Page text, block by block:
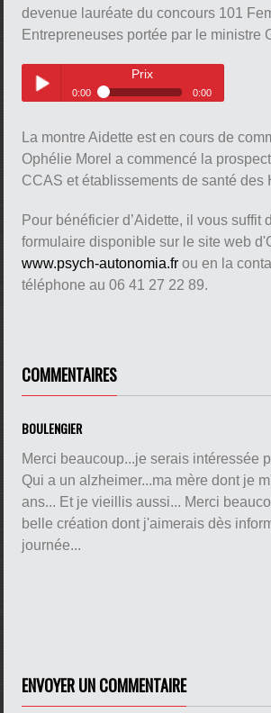
devenue lauréate du concours 101
Entrepreneuses portée par le ministre
Play /
pause
Prix
0:00 0:00
La montre Aidette est en cours de
Ophélie Morel a commencé la
CCAS et établissements de santé des
Pour bénéficier d’Aidette, il vous suffit
formulaire disponible sur le site web
www.psych-autonomia.fr ou en la
téléphone au 06 41 27 22 89.
COMMENTAIRES
BOULENGIER
Merci beaucoup...je serais intéressée
Qui a un alzheimer...ma mère dont je
ans... Et je vieillis aussi... Merci
belle création dont j'aimerais dès
journée...
ENVOYER UN COMMENTAIRE